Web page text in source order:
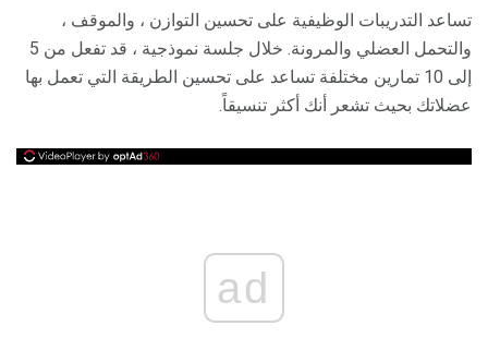
تساعد التدريبات الوظيفية على تحسين التوازن ، والموقف ،
والتحمل العضلي والمرونة. خلال جلسة نموذجية ، قد تفعل من 5
إلى 10 تمارين مختلفة تساعد على تحسين الطريقة التي تعمل بها
عضلاتك بحيث تشعر أنك أكثر تنسيقاً.
ad